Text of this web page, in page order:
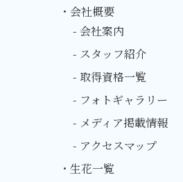
・会社概要
- 会社案内
- スタッフ紹介
- 取得資格一覧
- フォトギャラリー
- メディア掲載情報
- アクセスマップ
・生花一覧